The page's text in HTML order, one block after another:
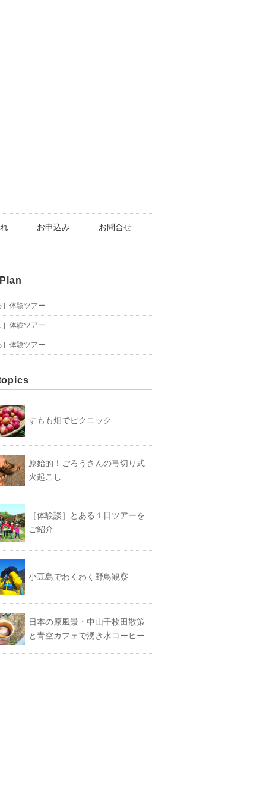
お申込み お問合せ
］体験ツアー
］体験ツアー
］体験ツアー
すもも畑でピクニック
原始的！ごろうさんの弓切り式
火起こし
［体験談］とある１日ツアーを
ご紹介
小豆島でわくわく野鳥観察
日本の原風景・中山千枚田散策
と青空カフェで湧き水コーヒー